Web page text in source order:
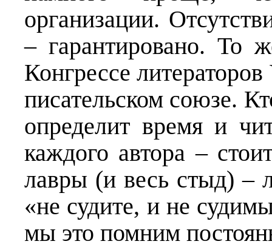
организации.
– гарантировано. То
Конгрессе
писательском союзе.
определит время и
каждого автора –
лавры (и весь стыд) –
«не судите, и не
мы это помним